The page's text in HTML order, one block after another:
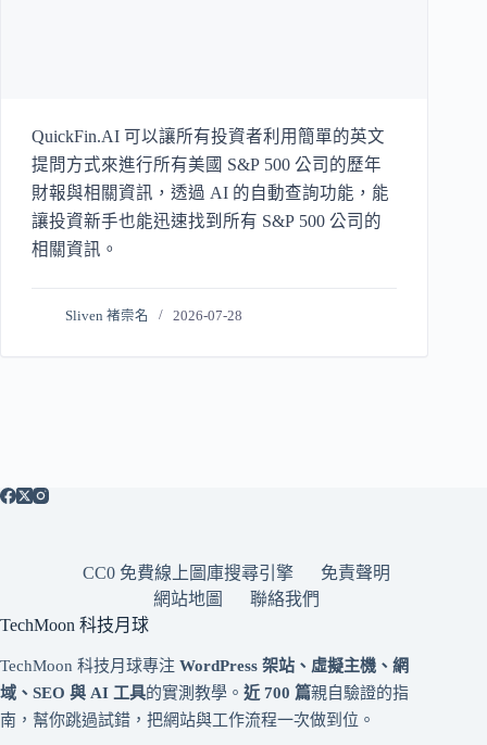
QuickFin.AI 可以讓所有投資者利用簡單的英文
提問方式來進行所有美國 S&P 500 公司的歷年
財報與相關資訊，透過 AI 的自動查詢功能，能
讓投資新手也能迅速找到所有 S&P 500 公司的
相關資訊。
Sliven 褚崇名 2026-07-28
CC0 免費線上圖庫搜尋引擎
免責聲明
網站地圖
聯絡我們
TechMoon 科技月球
TechMoon 科技月球專注 WordPress 架站、虛擬主機、網
域、SEO 與 AI 工具的實測教學。 近 700 篇親自驗證的指
南，幫你跳過試錯，把網站與工作流程一次做到位。